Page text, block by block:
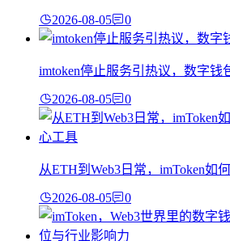
2026-08-05 0
imtoken停止服务引热议，数字钱
2026-08-05 0
从ETH到Web3日常，imToken如
2026-08-05 0